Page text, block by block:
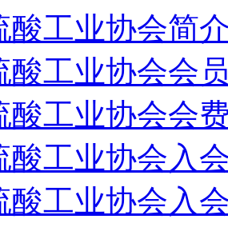
酸工业协会简
酸工业协会会
酸工业协会会
酸工业协会入
酸工业协会入